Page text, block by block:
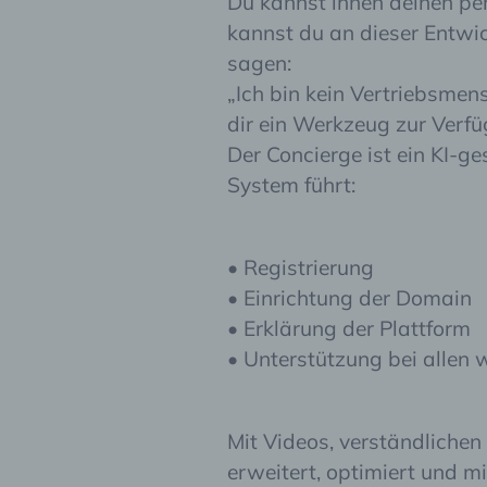
kannst du an dieser
sagen:
„Ich bin kein
dir ein Werkzeug zur
Der Concierge ist ein KI-
System führt:
• Registrierung
• Einrichtung der Domain
• Erklärung der Plattform
• Unterstützung bei allen
Mit Videos,
erweitert, optimiert und